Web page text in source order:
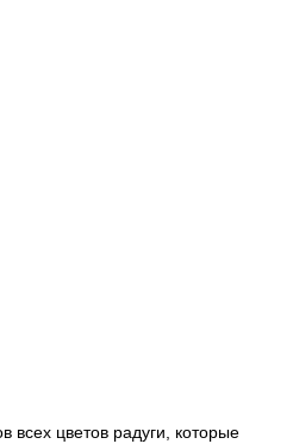
всех цветов радуги, которые